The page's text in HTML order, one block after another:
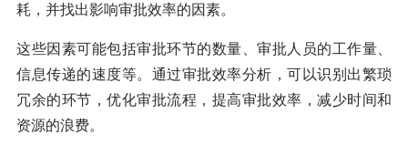
耗，并找出影响审批效率的因素。
这些因素可能包括审批环节的数量、审批人员的工作量、
信息传递的速度等。通过审批效率分析，可以识别出繁琐
冗余的环节，优化审批流程，提高审批效率，减少时间和
资源的浪费。